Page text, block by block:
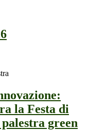
la Festa di
green